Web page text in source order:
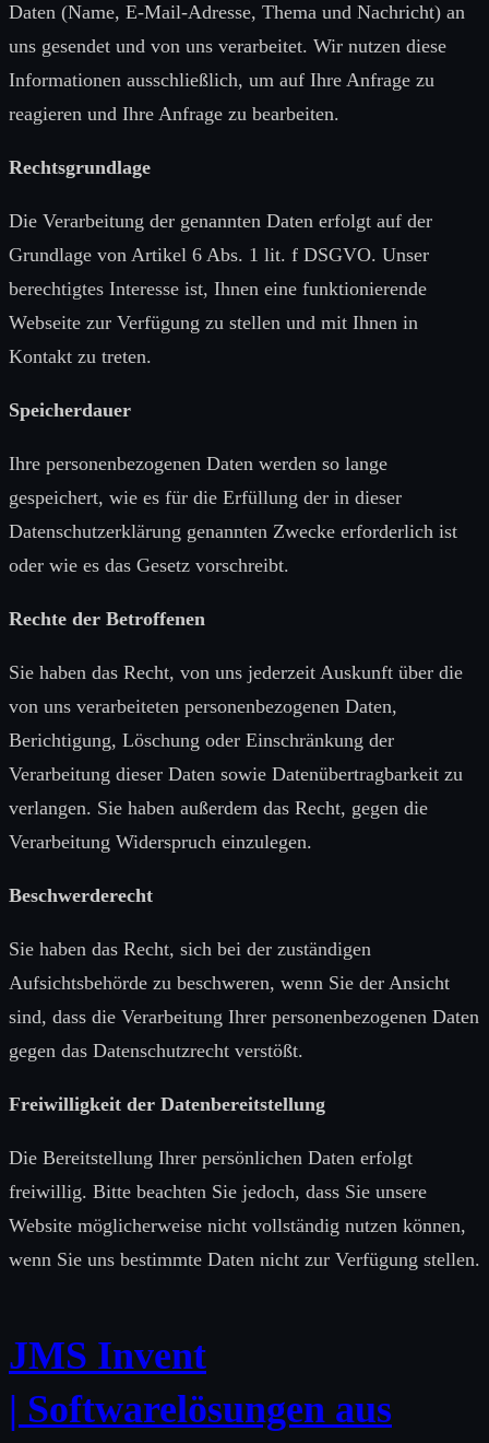
Daten (Name, E-Mail-Adresse, Thema und Nachricht) an
uns gesendet und von uns verarbeitet. Wir nutzen diese
Informationen ausschließlich, um auf Ihre Anfrage zu
reagieren und Ihre Anfrage zu bearbeiten.
Rechtsgrundlage
Die Verarbeitung der genannten Daten erfolgt auf der
Grundlage von Artikel 6 Abs. 1 lit. f DSGVO. Unser
berechtigtes Interesse ist, Ihnen eine funktionierende
Webseite zur Verfügung zu stellen und mit Ihnen in
Kontakt zu treten.
Speicherdauer
Ihre personenbezogenen Daten werden so lange
gespeichert, wie es für die Erfüllung der in dieser
Datenschutzerklärung genannten Zwecke erforderlich ist
oder wie es das Gesetz vorschreibt.
Rechte der Betroffenen
Sie haben das Recht, von uns jederzeit Auskunft über die
von uns verarbeiteten personenbezogenen Daten,
Berichtigung, Löschung oder Einschränkung der
Verarbeitung dieser Daten sowie Datenübertragbarkeit zu
verlangen. Sie haben außerdem das Recht, gegen die
Verarbeitung Widerspruch einzulegen.
Beschwerderecht
Sie haben das Recht, sich bei der zuständigen
Aufsichtsbehörde zu beschweren, wenn Sie der Ansicht
sind, dass die Verarbeitung Ihrer personenbezogenen Daten
gegen das Datenschutzrecht verstößt.
Freiwilligkeit der Datenbereitstellung
Die Bereitstellung Ihrer persönlichen Daten erfolgt
freiwillig. Bitte beachten Sie jedoch, dass Sie unsere
Website möglicherweise nicht vollständig nutzen können,
wenn Sie uns bestimmte Daten nicht zur Verfügung stellen.
JMS Invent
| Softwarelösungen aus